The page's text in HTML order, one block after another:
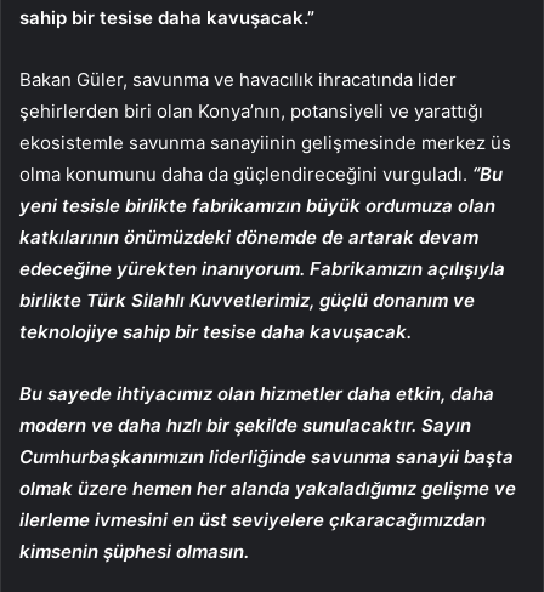
sahip bir tesise daha kavuşacak.”
Bakan Güler, savunma ve havacılık ihracatında lider
şehirlerden biri olan Konya’nın, potansiyeli ve yarattığı
ekosistemle savunma sanayiinin gelişmesinde merkez üs
olma konumunu daha da güçlendireceğini vurguladı. “Bu
yeni tesisle birlikte fabrikamızın büyük ordumuza olan
katkılarının önümüzdeki dönemde de artarak devam
edeceğine yürekten inanıyorum. Fabrikamızın açılışıyla
birlikte Türk Silahlı Kuvvetlerimiz, güçlü donanım ve
teknolojiye sahip bir tesise daha kavuşacak.
Bu sayede ihtiyacımız olan hizmetler daha etkin, daha
modern ve daha hızlı bir şekilde sunulacaktır. Sayın
Cumhurbaşkanımızın liderliğinde savunma sanayii başta
olmak üzere hemen her alanda yakaladığımız gelişme ve
ilerleme ivmesini en üst seviyelere çıkaracağımızdan
kimsenin şüphesi olmasın.